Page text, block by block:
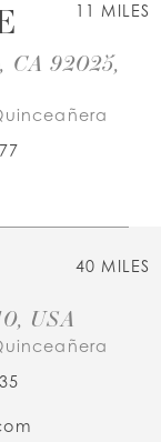
11 MILES
CA 92025,
40 MILES
USA